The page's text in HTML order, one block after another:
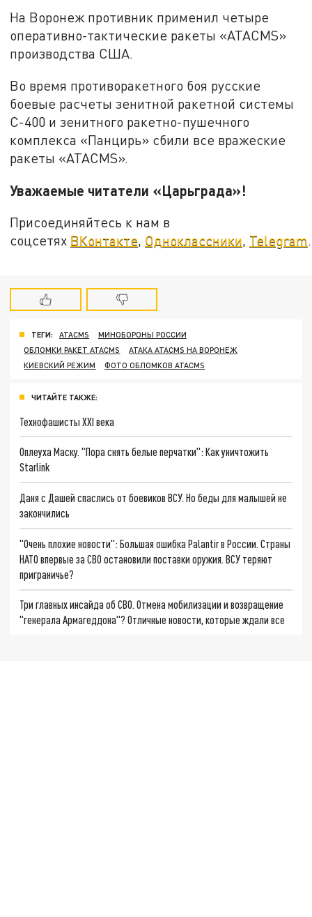
На Воронеж противник применил четыре
оперативно-тактические ракеты «ATACMS»
производства США.
Во время противоракетного боя русские
боевые расчеты зенитной ракетной системы
С-400 и зенитного ракетно-пушечного
комплекса «Панцирь» сбили все вражеские
ракеты «ATACMS».
Уважаемые читатели «Царьграда»!
Присоединяйтесь к нам в
соцсетях ВКонтакте, Одноклассники, Telegram.
ТЕГИ: ATACMS
МИНОБОРОНЫ РОССИИ
ОБЛОМКИ РАКЕТ ATACMS
АТАКА ATACMS НА ВОРОНЕЖ
КИЕВСКИЙ РЕЖИМ
ФОТО ОБЛОМКОВ ATACMS
ЧИТАЙТЕ ТАКЖЕ:
Технофашисты XXI века
Оплеуха Маску. "Пора снять белые перчатки": Как уничтожить
Starlink
Даня с Дашей спаслись от боевиков ВСУ. Но беды для малышей не
закончились
"Очень плохие новости": Большая ошибка Palantir в России. Страны
НАТО впервые за СВО остановили поставки оружия. ВСУ теряют
приграничье?
Три главных инсайда об СВО. Отмена мобилизации и возвращение
"генерала Армагеддона"? Отличные новости, которые ждали все